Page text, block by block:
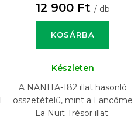
12 900 Ft / db
KOSÁRBA
Készleten
A NANITA-182 illat hasonló
összetételű, mint a Lancôme
La Nuit Trésor illat.